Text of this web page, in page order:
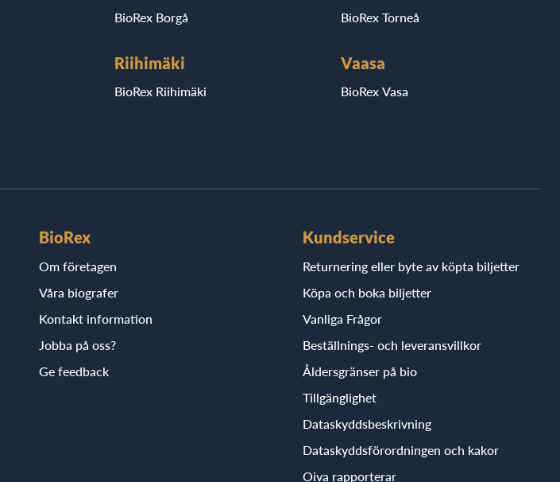
BioRex Borgå
Riihimäki
BioRex Riihimäki
BioRex Torneå
Vaasa
BioRex Vasa
BioRex
Om företagen
Våra biografer
Kontakt information
Jobba på oss?
Ge feedback
Kundservice
Returnering eller byte av köpta biljetter
Köpa och boka biljetter
Vanliga Frågor
Beställnings- och leveransvillkor
Åldersgränser på bio
Tillgänglighet
Dataskyddsbeskrivning
Dataskyddsförordningen och kakor
Oiva rapporterar